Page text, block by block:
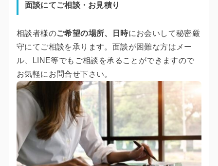
面談にてご相談・お見積り
相談者様のご希望の場所、日時にお会いして秘密厳
守にてご相談を承ります。面談が困難な方はメー
ル、LINE等でもご相談を承ることができますので
お気軽にお問合せ下さい。